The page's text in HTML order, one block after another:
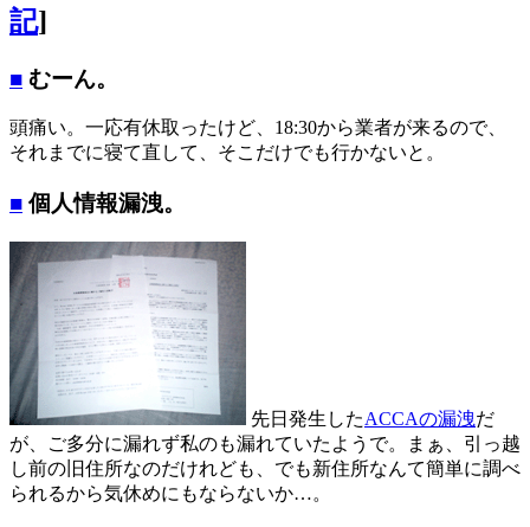
記]
■ むーん。
頭痛い。一応有休取ったけど、18:30から業者が来るので、
それまでに寝て直して、そこだけでも行かないと。
■ 個人情報漏洩。
先日発生したACCAの漏洩だ
が、ご多分に漏れず私のも漏れていたようで。まぁ、引っ越
し前の旧住所なのだけれども、でも新住所なんて簡単に調べ
られるから気休めにもならないか…。